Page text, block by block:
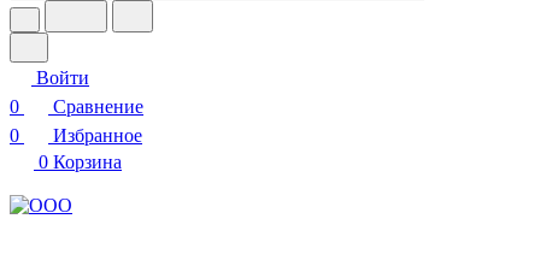
Войти
0
Сравнение
0
Избранное
0 Корзина